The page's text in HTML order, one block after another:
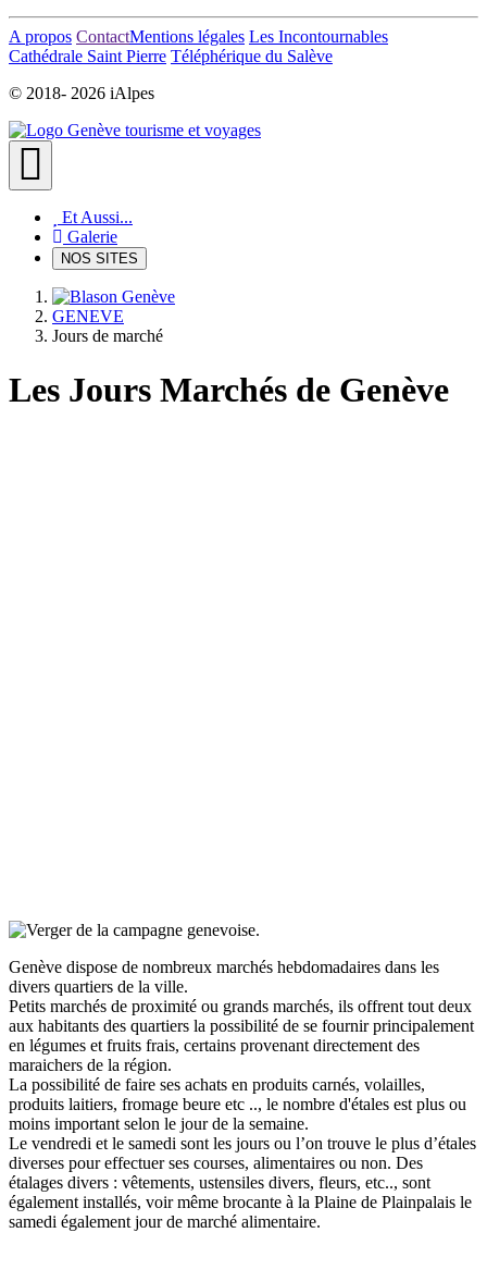
A propos ContactMentions légales Les Incontournables
Cathédrale Saint Pierre Téléphérique du Salève
© 2018- 2026 iAlpes
Et Aussi...
Galerie
NOS SITES
GENEVE
Jours de marché
Les Jours Marchés de Genève
Genève dispose de nombreux marchés hebdomadaires dans les
divers quartiers de la ville.
Petits marchés de proximité ou grands marchés, ils offrent tout deux
aux habitants des quartiers la possibilité de se fournir principalement
en légumes et fruits frais, certains provenant directement des
maraichers de la région.
La possibilité de faire ses achats en produits carnés, volailles,
produits laitiers, fromage beure etc .., le nombre d'étales est plus ou
moins important selon le jour de la semaine.
Le vendredi et le samedi sont les jours ou l’on trouve le plus d’étales
diverses pour effectuer ses courses, alimentaires ou non. Des
étalages divers : vêtements, ustensiles divers, fleurs, etc.., sont
également installés, voir même brocante à la Plaine de Plainpalais le
samedi également jour de marché alimentaire.